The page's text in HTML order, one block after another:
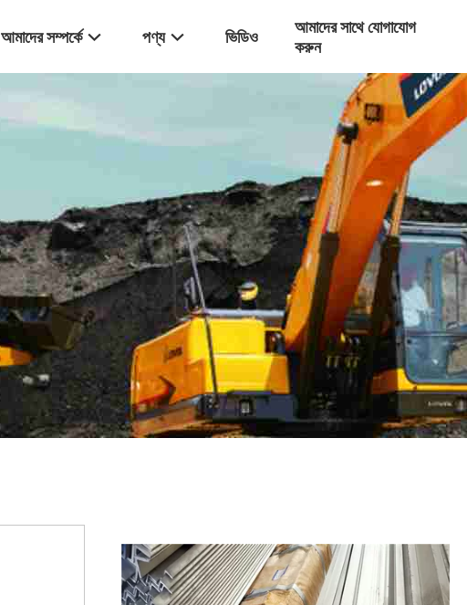
আমাদের সম্পর্কে পণ্য ভিডিও
আমাদের সাথে যোগাযোগ
করুন